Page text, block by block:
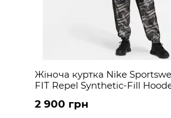
Жіноча куртка Nike
FIT Repel Synthetic-Fill
2 900 грн